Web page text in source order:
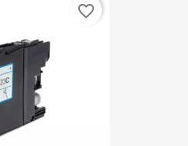
favorite_border